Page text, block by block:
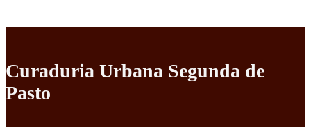
Curaduria Urbana Segunda de
Pasto